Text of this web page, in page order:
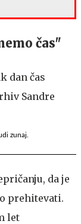
čas"
zunaj.
da je
prehitevati.
let